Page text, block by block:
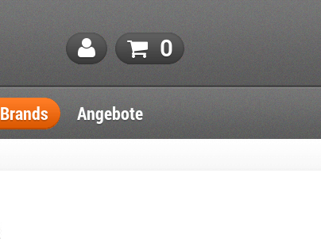
0
Brands Angebote